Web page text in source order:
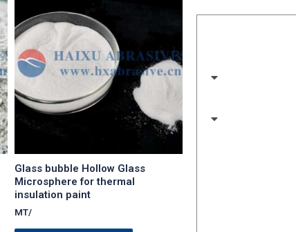
Glass bubble Hollow Glass
Microsphere for thermal
insulation paint
/MT